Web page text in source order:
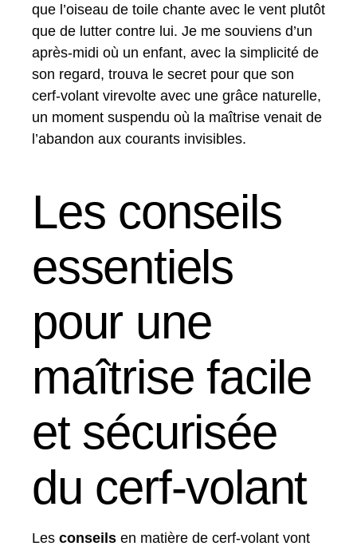
que l’oiseau de toile chante avec le vent plutôt
que de lutter contre lui. Je me souviens d’un
après-midi où un enfant, avec la simplicité de
son regard, trouva le secret pour que son
cerf-volant virevolte avec une grâce naturelle,
un moment suspendu où la maîtrise venait de
l’abandon aux courants invisibles.
Les conseils
essentiels
pour une
maîtrise facile
et sécurisée
du cerf-volant
Les conseils en matière de cerf-volant vont